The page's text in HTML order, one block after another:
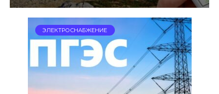
ЭЛЕКТРОСНАБЖЕНИЕ